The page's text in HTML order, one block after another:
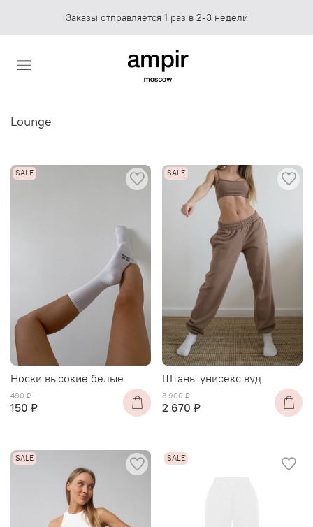
Заказы отправляется 1 раз в 2-3 недели
Lounge
Носки высокие белые
490 ₽
150 ₽
Штаны унисекс вуд
8 900 ₽
2 670 ₽